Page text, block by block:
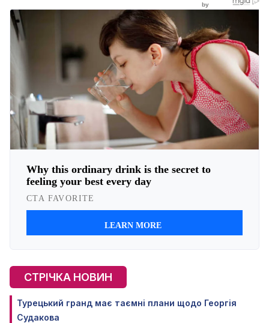
СТРІЧКА НОВИН
Турецький гранд має таємні плани щодо Георгія
Судакова